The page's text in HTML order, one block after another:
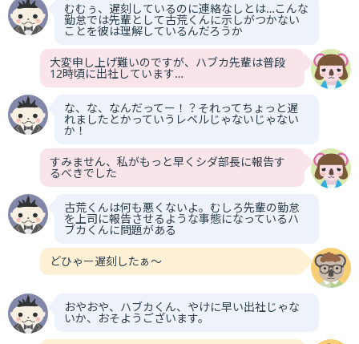
むむぅ、遅刻しているのに連絡なしとは…こんな
勤怠では先輩として古荒くんに示しがつかない
ことを彼は理解しているんだろうか
大変申し上げ難いのですが、ハブカ先輩は普段
12時頃に出社しています…
な、な、なんだってー！？それってちょっと遅
れましたとかっていうレベルじゃないじゃない
か！
すみません、私がもっと早くシダ部長に報告す
るべきでした
古荒くんは何も悪くないよ。むしろ先輩の勤怠
を上司に報告させるような事態になっているハ
ブカくんに問題がある
どひゃー遅刻したぁ〜
おやおや、ハブカくん、やけに早い出社じゃな
いか、おそようございます。